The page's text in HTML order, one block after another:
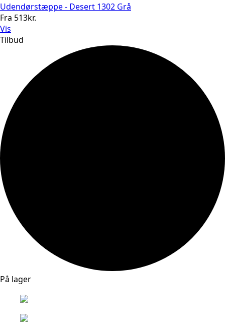
Udendørstæppe - Desert 1302 Grå
Fra 513kr.
Vis
Tilbud
På lager